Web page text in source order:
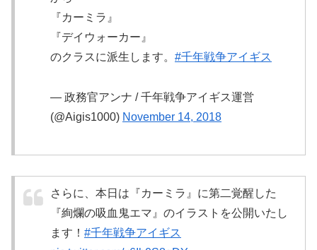
『カーミラ』
『デイウォーカー』
のクラスに派生します。 #千年戦争アイギス
— 政務官アンナ / 千年戦争アイギス運営
(@Aigis1000) November 14, 2018
さらに、本日は『カーミラ』に第二覚醒した
『絢爛の吸血鬼エマ』のイラストを公開いたし
ます！ #千年戦争アイギス